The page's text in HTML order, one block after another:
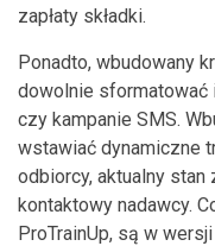
zapłaty składki.
Ponadto, wbudowany
dowolnie sformatować
czy kampanie SMS.
wstawiać dynamiczne
odbiorcy, aktualny stan
kontaktowy nadawcy.
ProTrainUp, są w